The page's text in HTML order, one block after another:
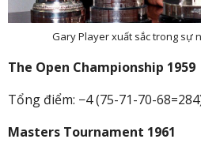
Gary Player xuất sắc trong sự
The Open Championship 1959
Tổng điểm: −4 (75-71-70-
Masters Tournament 1961